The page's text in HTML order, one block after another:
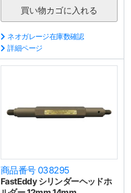
ネオガレージ在庫数確認
詳細ページ
商品番号 038295
FastEddy シリンダーヘッドホ